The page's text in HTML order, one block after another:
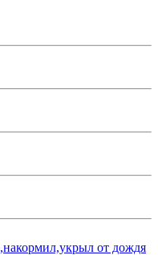
от дождя